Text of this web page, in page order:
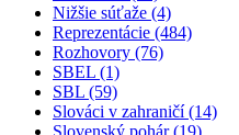
Nižšie súťaže (4)
Reprezentácie (484)
Rozhovory (76)
SBEL (1)
SBL (59)
Slováci v zahraničí (14)
Slovenský pohár (19)